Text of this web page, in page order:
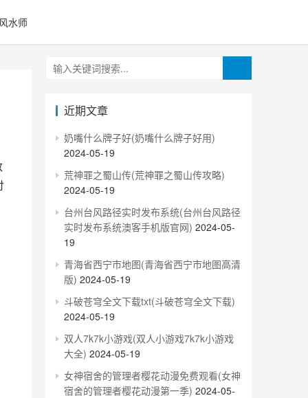
水师
近期文章
奶嘴什么牌子好(奶嘴什么牌子好用)
2024-05-19
荒神罪之蜀山传(荒神罪之蜀山传攻略)
2024-05-19
台州台风路径实时发布系统(台州台风路径
实时发布系统澳客手机版官网) 2024-05-
19
青海省西宁市地图(青海省西宁市地图高清
版) 2024-05-19
斗破苍穹全文下载txt(斗破苍穹全文下载)
2024-05-19
双人7k7k小游戏(双人小游戏7k7k小游戏
大全) 2024-05-19
女神宿舍的管理者樱花动漫免费观看(女神
宿舍的管理者樱花动漫第一季) 2024-05-